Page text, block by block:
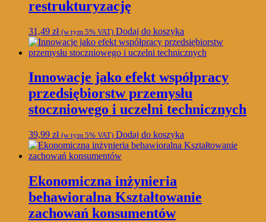
restrukturyzację
31,49 zł (w tym 5% VAT) Dodaj do koszyka
Innowacje jako efekt współpracy
przedsiębiorstw przemysłu
stoczniowego i uczelni technicznych
39,99 zł (w tym 5% VAT) Dodaj do koszyka
Ekonomiczna inżynieria
behawioralna Kształtowanie
zachowań konsumentów